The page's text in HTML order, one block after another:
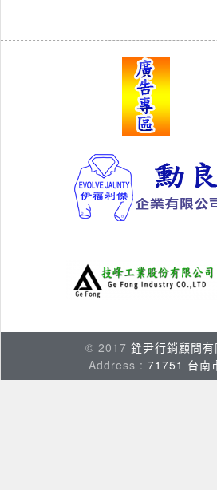
© 2017 銓尹行銷顧問有
Address : 71751 台南